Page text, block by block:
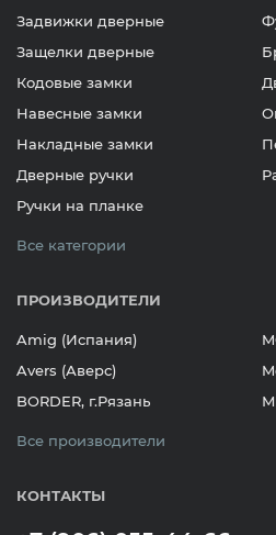
Задвижки дверные
Защелки дверные
Кодовые замки
Навесные замки
Накладные замки
Дверные ручки
Ручки на планке
Все категории
ПРОИЗВОДИТЕЛИ
Amig (Испания)
Avers (Аверс)
BORDER, г.Рязань
Все производители
КОНТАКТЫ